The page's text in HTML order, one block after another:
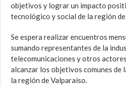
objetivos y lograr un impacto
tecnológico y social de la región
Se espera realizar encuentros
sumando representantes de la
telecomunicaciones y otros
alcanzar los objetivos comunes de
la región de Valparaíso.